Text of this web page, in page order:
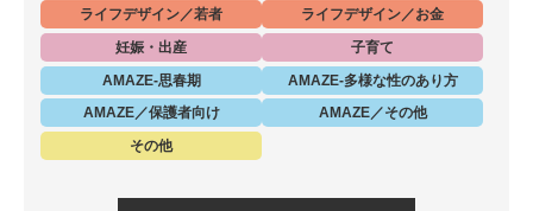
ライフデザイン／若者
ライフデザイン／お金
妊娠・出産
子育て
AMAZE-思春期
AMAZE-多様な性のあり方
AMAZE／保護者向け
AMAZE／その他
その他